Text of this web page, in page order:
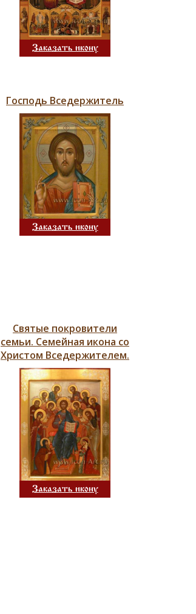
Заказать икону
Господь Вседержитель
Заказать икону
Святые покровители
семьи. Семейная икона со
Христом Вседержителем.
Заказать икону